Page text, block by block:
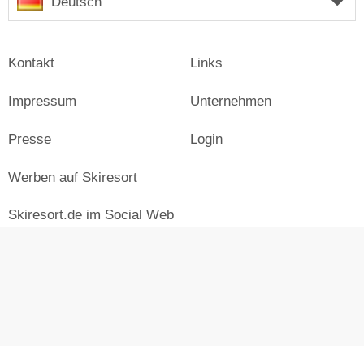
Kontakt
Impressum
Presse
Links
Unternehmen
Login
Werben auf Skiresort
Skiresort.de im Social Web